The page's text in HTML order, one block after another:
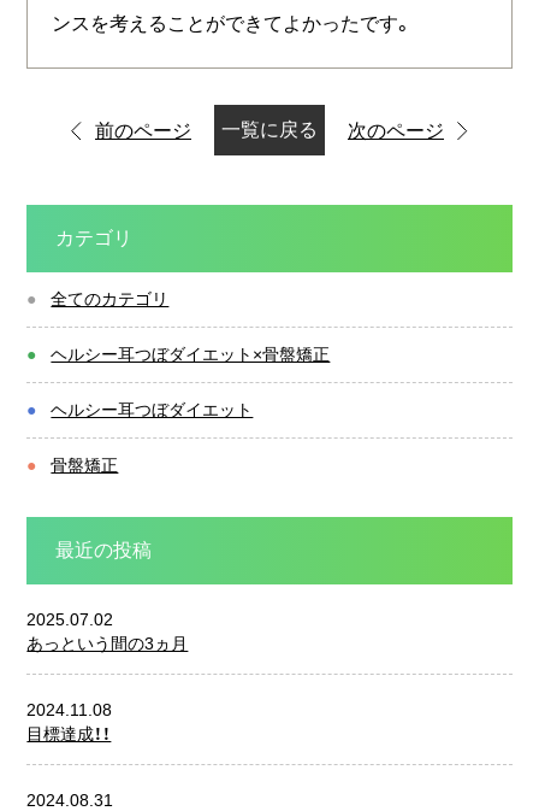
ンスを考えることができてよかったです。
前のページ 一覧に戻る 次のページ
カテゴリ
全てのカテゴリ
ヘルシー耳つぼダイエット×骨盤矯正
ヘルシー耳つぼダイエット
骨盤矯正
最近の投稿
あっという間の3ヵ月
2025.07.02
目標達成！！
2024.11.08
2024.08.31